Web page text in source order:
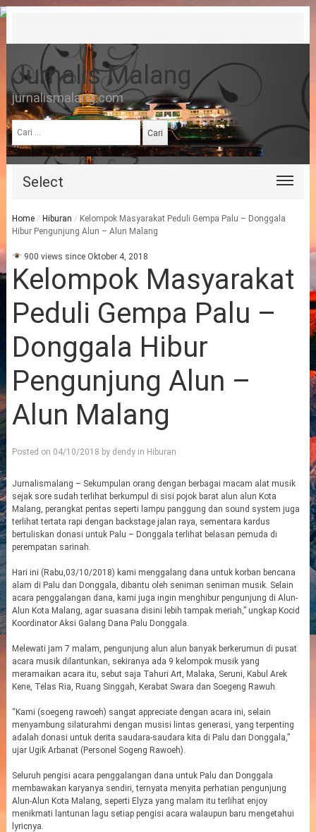
Jurnalis Malang
jurnalismalang.com
Cari
untuk:
Select
Home / Hiburan / Kelompok Masyarakat Peduli Gempa Palu – Donggala
Hibur Pengunjung Alun – Alun Malang
900 views since Oktober 4, 2018
Kelompok Masyarakat
Peduli Gempa Palu –
Donggala Hibur
Pengunjung Alun –
Alun Malang
Posted on 04/10/2018 by dendyin Hiburan
Jurnalismalang – Sekumpulan orang dengan berbagai macam alat musik
sejak sore sudah terlihat berkumpul di sisi pojok barat alun alun Kota
Malang, perangkat pentas seperti lampu panggung dan sound system juga
terlihat tertata rapi dengan backstage jalan raya, sementara kardus
bertuliskan donasi untuk Palu – Donggala terlihat belasan pemuda di
perempatan sarinah.
Hari ini (Rabu,03/10/2018) kami menggalang dana untuk korban bencana
alam di Palu dan Donggala, dibantu oleh seniman seniman musik. Selain
acara penggalangan dana, kami juga ingin menghibur pengunjung di Alun-
Alun Kota Malang, agar suasana disini lebih tampak meriah,” ungkap Kocid
Koordinator Aksi Galang Dana Palu Donggala.
Melewati jam 7 malam, pengunjung alun alun banyak berkerumun di pusat
acara musik dilantunkan, sekiranya ada 9 kelompok musik yang
meramaikan acara itu, sebut saja Tahuri Art, Malaka, Seruni, Kabul Arek
Kene, Telas Ria, Ruang Singgah, Kerabat Swara dan Soegeng Rawuh.
“Kami (soegeng rawoeh) sangat appreciate dengan acara ini, selain
menyambung silaturahmi dengan musisi lintas generasi, yang terpenting
adalah donasi untuk derita saudara-saudara kita di Palu dan Donggala,”
ujar Ugik Arbanat (Personel Sogeng Rawoeh).
Seluruh pengisi acara penggalangan dana untuk Palu dan Donggala
membawakan karyanya sendiri, ternyata menyita perhatian pengunjung
Alun-Alun Kota Malang, seperti Elyza yang malam itu terlihat enjoy
menikmati lantunan lagu setiap pengisi acara walaupun baru mengetahui
lyricnya.